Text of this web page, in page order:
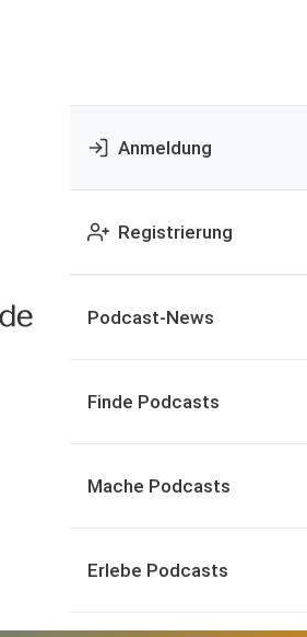
Anmeldung
Registrierung
Podcast-News
Finde Podcasts
Mache Podcasts
Erlebe Podcasts